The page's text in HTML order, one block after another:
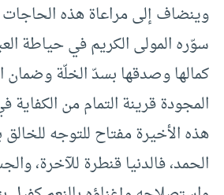
وينضاف إلى مراعاة هذه
سوّره المولى الكريم في حياطة
كمالها وصدقها بسدّ الخلّة وضمان
المجودة قرينة التمام من
هذه الأخيرة مفتاح للتوجه
الحمد، فالدنيا قنطرة للآخرة،